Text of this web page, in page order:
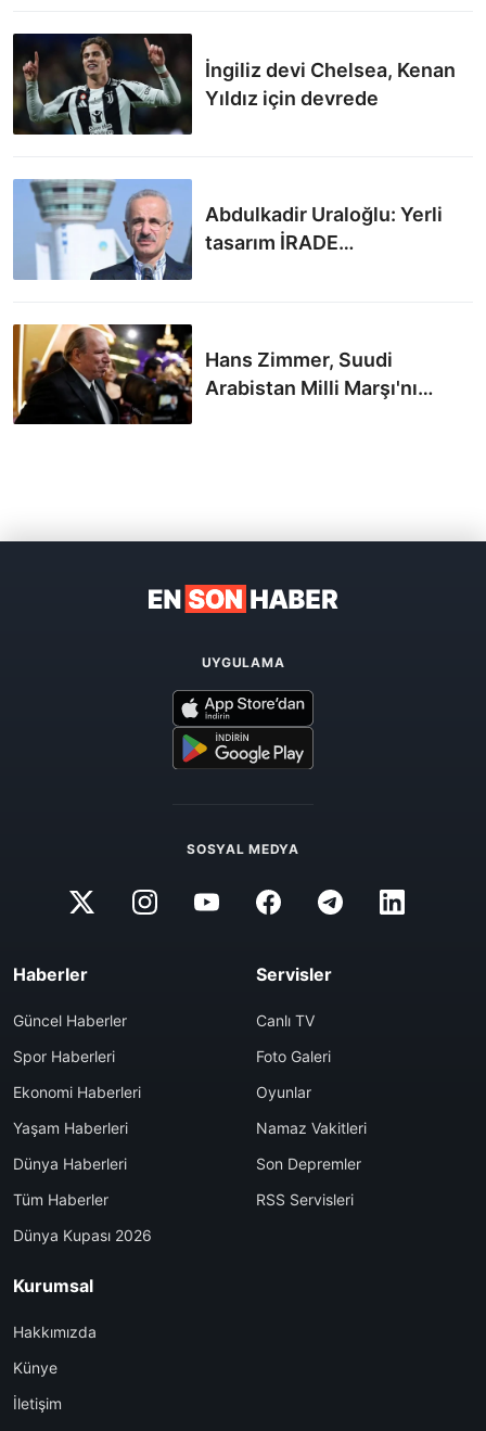
İngiliz devi Chelsea, Kenan
Yıldız için devrede
Abdulkadir Uraloğlu: Yerli
tasarım İRADE
Hans Zimmer, Suudi
Arabistan Milli Marşı'nı
UYGULAMA
SOSYAL MEDYA
Haberler
Güncel Haberler
Spor Haberleri
Ekonomi Haberleri
Yaşam Haberleri
Dünya Haberleri
Tüm Haberler
Dünya Kupası 2026
Servisler
Canlı TV
Foto Galeri
Oyunlar
Namaz Vakitleri
Son Depremler
RSS Servisleri
Kurumsal
Hakkımızda
Künye
İletişim